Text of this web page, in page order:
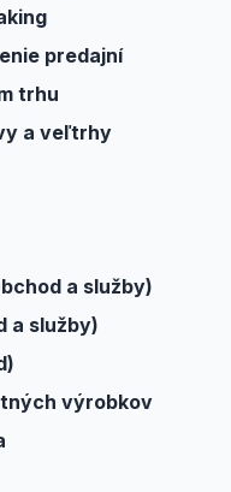
predajní
trhu
a veľtrhy
a služby)
a služby)
výrobkov